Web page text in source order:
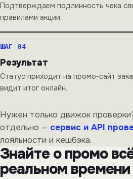
Подтверждаем подлинность чека
правилами акции.
ШАГ 04
Результат
Статус приходит на промо-сайт
видит итог онлайн.
Нужен только движок
отдельно — сервис и API
лояльности и кешбэка.
Знайте о промо
реальном времени